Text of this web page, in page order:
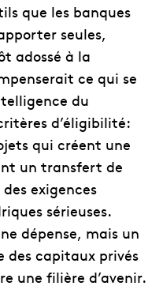
que les banques
seules,
adossé à la
ce qui se
du
d’éligibilité:
qui créent une
un transfert de
exigences
sérieuses.
dépense, mais un
des capitaux privés
une filière d’avenir.